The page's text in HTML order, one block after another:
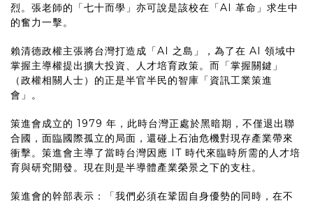
烈。張老師的「七十而學」亦可說是該校在「AI 革命」求生中
的奮力一擊。
賴清德政權主張將台灣打造成「AI 之島」，為了在 AI 領域中
掌握主導權提出擴大投資、人才培育政策。而「掌握關鍵」
（政權相關人士）的正是半官半民的智庫「資訊工業策進
會」。
策進會成立的 1979 年，此時台灣正處於黑暗期，不僅退出聯
合國，面臨國際孤立的局面，還碰上石油危機對現存產業帶來
衝擊。策進會主導了當時台灣因應 IT 時代來臨時所需的人才培
育與研究開發。現在則是半導體產業榮景之下的支柱。
策進會的幹部表示：「我們必須在鞏固自身優勢的同時，在不